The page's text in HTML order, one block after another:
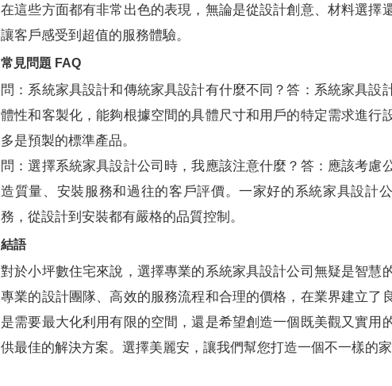
在這些方面都有非常出色的表現，無論是從設計創意、材料選擇
讓客戶感受到超值的服務體驗。
常見問題 FAQ
問：系統家具設計和傳統家具設計有什麼不同？答：系統家具設
體性和客製化，能夠根據空間的具體尺寸和用戶的特定需求進行
多是預製的標準產品。
問：選擇系統家具設計公司時，我應該注意什麼？答：應該考慮
造質量、安裝服務和過往的客戶評價。一家好的系統家具設計
務，從設計到安裝都有嚴格的品質控制。
結語
對於小坪數住宅來說，選擇專業的系統家具設計公司無疑是智慧
專業的設計團隊、高效的服務流程和合理的價格，在業界建立了
是需要最大化利用有限的空間，還是希望創造一個既美觀又實用
供最佳的解決方案。選擇美麗安，讓我們幫您打造一個不一樣的家